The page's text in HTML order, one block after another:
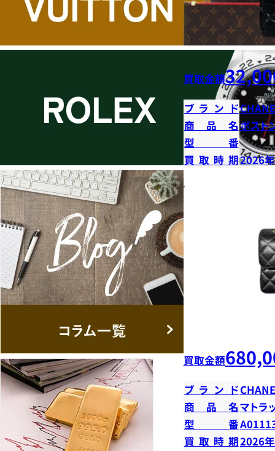
買取金額
ブランド
商品名ボスト
型番
買取時期2026
買取金額
ブランド
商品名マトラ
型番
買取時期2026